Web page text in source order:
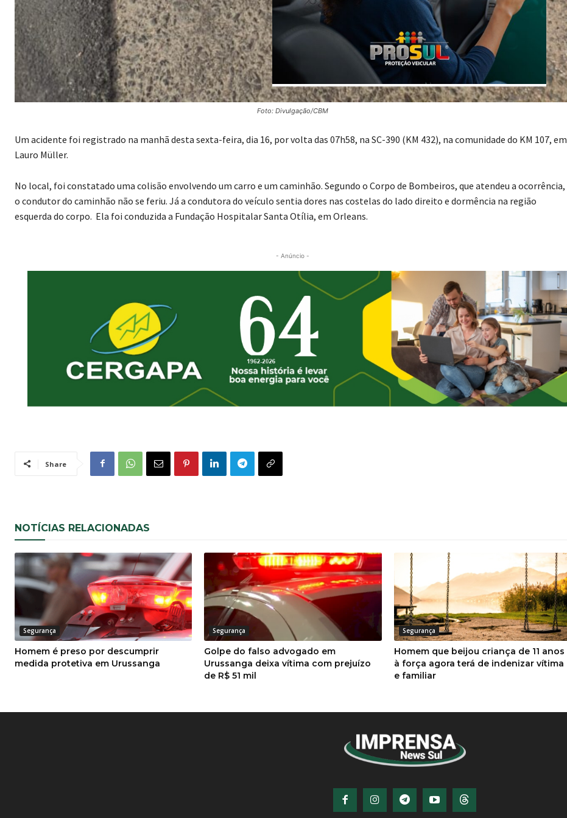
Foto: Divulgação/CBM
Um acidente foi registrado na manhã desta sexta-feira, dia 16, por volta das 07h58, na SC-390 (KM 432), na comunidade do KM 107, em
Lauro Müller.
No local, foi constatado uma colisão envolvendo um carro e um caminhão. Segundo o Corpo de Bombeiros, que atendeu a ocorrência,
o condutor do caminhão não se feriu. Já a condutora do veículo sentia dores nas costelas do lado direito e dormência na região
esquerda do corpo. Ela foi conduzida a Fundação Hospitalar Santa Otília, em Orleans.
- Anúncio -
Share
NOTÍCIAS RELACIONADAS
Segurança
Homem é preso por descumprir
medida protetiva em Urussanga
Segurança
Golpe do falso advogado em
Urussanga deixa vítima com prejuízo
de R$ 51 mil
Segurança
Homem que beijou criança de 11 anos
à força agora terá de indenizar vítima
e familiar